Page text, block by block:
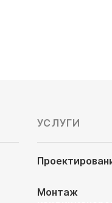
УСЛУГИ
Монтаж